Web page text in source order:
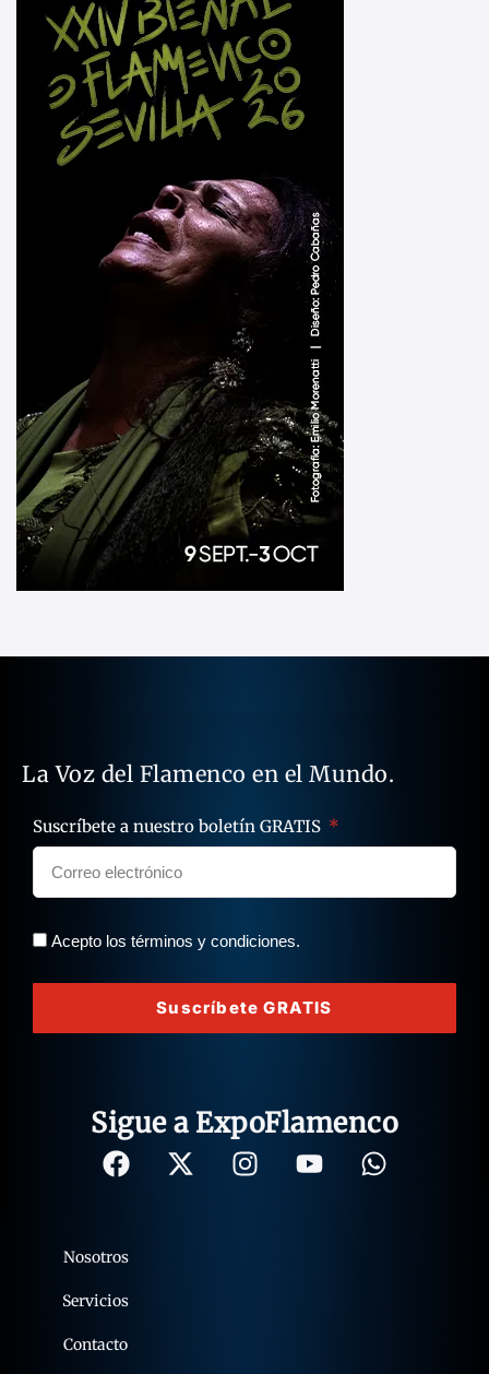
La Voz del Flamenco en el Mundo.
Suscríbete a nuestro boletín GRATIS
Acepto los términos y condiciones.
Suscríbete GRATIS
Sigue a ExpoFlamenco
Nosotros
Servicios
Contacto